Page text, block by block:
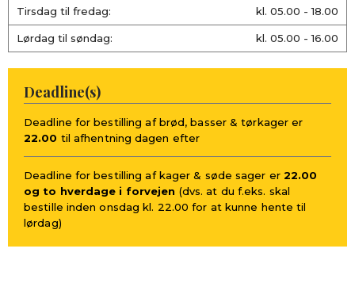
Tirsdag til fredag: kl. 05.00 - 18.00
Lørdag til søndag: kl. 05.00 - 16.00
Deadline(s)
Deadline for bestilling af brød, basser & tørkager er
22.00 til afhentning dagen efter
Deadline for bestilling af kager & søde sager er 22.00
og to hverdage i forvejen (dvs. at du f.eks. skal
bestille inden onsdag kl. 22.00 for at kunne hente til
lørdag)